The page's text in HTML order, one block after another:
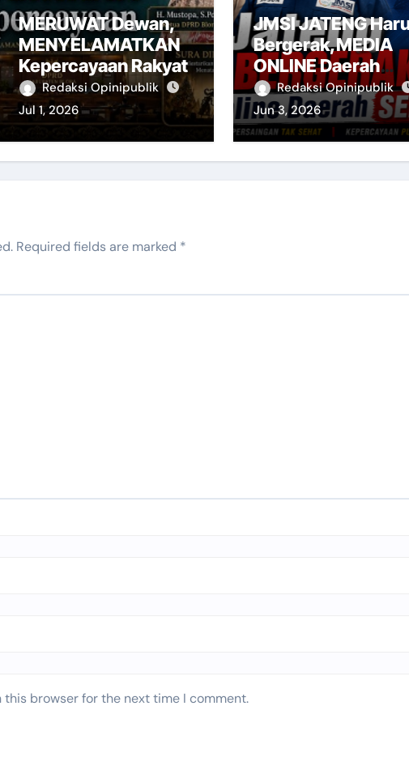
MERUWAT Dewan,
MENYELAMATKAN
Kepercayaan Rakyat
Redaksi Opinipublik
Jul 1, 2026
JMSI JATENG
Bergerak,MEDIA
ONLINE Daerah
Sedang ‘MRIANG’
Redaksi Opinipublik
Jun 3, 2026
Required fields are marked *
this browser for the next time I comment.